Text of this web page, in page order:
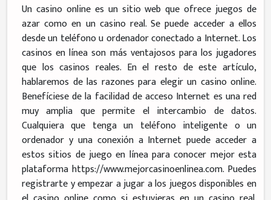
Un casino online es un sitio web que ofrece juegos de
azar como en un casino real. Se puede acceder a ellos
desde un teléfono u ordenador conectado a Internet. Los
casinos en línea son más ventajosos para los jugadores
que los casinos reales. En el resto de este artículo,
hablaremos de las razones para elegir un casino online.
Benefíciese de la facilidad de acceso Internet es una red
muy amplia que permite el intercambio de datos.
Cualquiera que tenga un teléfono inteligente o un
ordenador y una conexión a Internet puede acceder a
estos sitios de juego en línea para conocer mejor esta
plataforma https://www.mejorcasinoenlinea.com. Puedes
registrarte y empezar a jugar a los juegos disponibles en